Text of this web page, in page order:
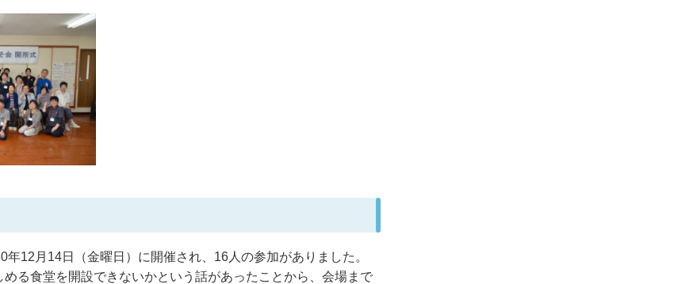
12月14日（金曜日）に開催され、16人の参加がありました。
る食堂を開設できないかという話があったことから、会場まで